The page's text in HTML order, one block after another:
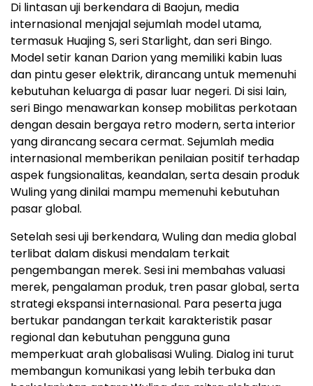
Di lintasan uji berkendara di Baojun, media
internasional menjajal sejumlah model utama,
termasuk Huajing S, seri Starlight, dan seri Bingo.
Model setir kanan Darion yang memiliki kabin luas
dan pintu geser elektrik, dirancang untuk memenuhi
kebutuhan keluarga di pasar luar negeri. Di sisi lain,
seri Bingo menawarkan konsep mobilitas perkotaan
dengan desain bergaya retro modern, serta interior
yang dirancang secara cermat. Sejumlah media
internasional memberikan penilaian positif terhadap
aspek fungsionalitas, keandalan, serta desain produk
Wuling yang dinilai mampu memenuhi kebutuhan
pasar global.
Setelah sesi uji berkendara, Wuling dan media global
terlibat dalam diskusi mendalam terkait
pengembangan merek. Sesi ini membahas valuasi
merek, pengalaman produk, tren pasar global, serta
strategi ekspansi internasional. Para peserta juga
bertukar pandangan terkait karakteristik pasar
regional dan kebutuhan pengguna guna
memperkuat arah globalisasi Wuling. Dialog ini turut
membangun komunikasi yang lebih terbuka dan